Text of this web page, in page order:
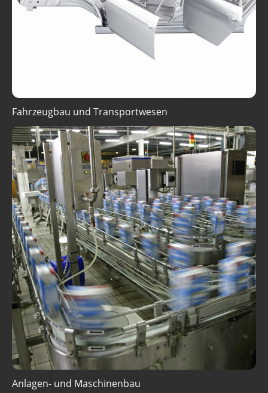
Fahrzeugbau und Transportwesen
Anlagen- und Maschinenbau